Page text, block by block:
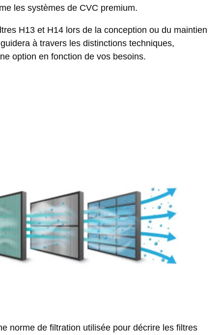
les systèmes de CVC premium.
H13 et H14 lors de la conception ou du maintien
à travers les distinctions techniques,
option en fonction de vos besoins.
norme de filtration utilisée pour décrire les filtres